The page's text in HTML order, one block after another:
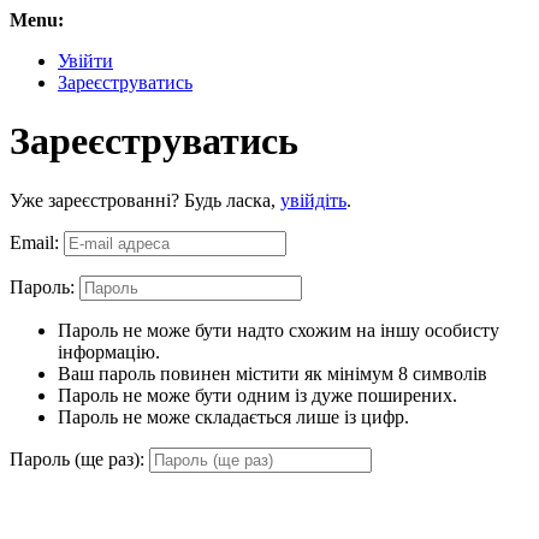
Menu:
Увійти
Зареєструватись
Зареєструватись
Уже зареєстрованні? Будь ласка, увійдіть.
Email:
Пароль:
Пароль не може бути надто схожим на іншу особисту
інформацію.
Ваш пароль повинен містити як мінімум 8 символів
Пароль не може бути одним із дуже поширених.
Пароль не може складається лише із цифр.
Пароль (ще раз):